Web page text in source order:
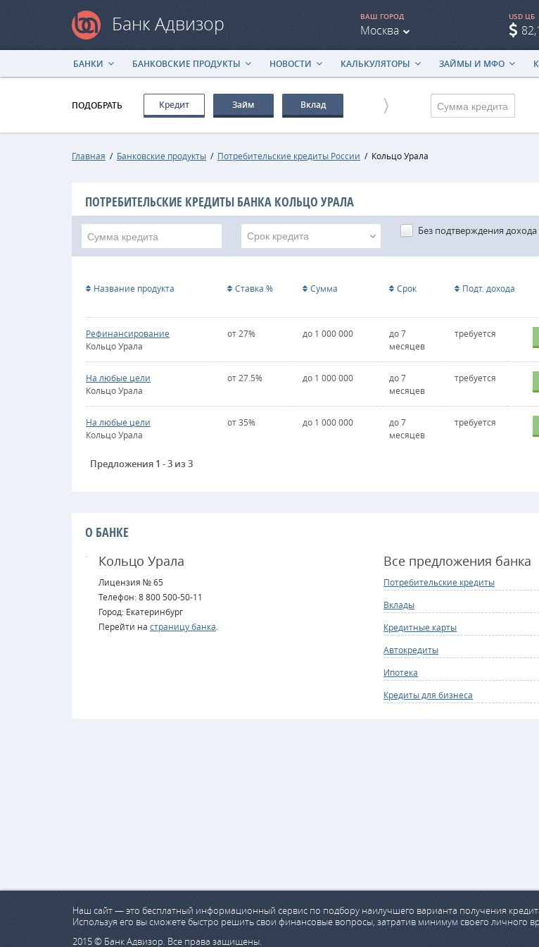
Банк Адвизор
БАНКИ БАНКОВСКИЕ ПРОДУКТЫ НОВОСТИ КАЛЬКУЛЯТОРЫ ЗАЙМЫ И МФО
ВАШ ГОРОД
Москва
USD ЦБ
ПОДОБРАТЬ Кредит Займ Вклад
Главная / Банковские продукты / Потребительские кредиты России / Кольцо Урала
ПОТРЕБИТЕЛЬСКИЕ КРЕДИТЫ БАНКА КОЛЬЦО УРАЛА
Срок кредита Без подтверждения дохода
Название продукта Ставка % Сумма Срок Подт. дохода
Рефинансирование
Кольцо Урала
от 27% до 1 000 000
до 7
месяцев
требуется
На любые цели
Кольцо Урала
от 27.5% до 1 000 000
до 7
месяцев
требуется
На любые цели
Кольцо Урала
от 35% до 1 000 000
до 7
месяцев
требуется
Предложения 1 - 3 из 3
О БАНКЕ
Кольцо Урала
Лицензия № 65
Телефон: 8 800 500-50-11
Город: Екатеринбург
Перейти на страницу банка
Все предложения банка
Потребительские кредиты
Вклады
Кредитные карты
Автокредиты
Ипотека
Кредиты для бизнеса
Наш сайт — это бесплатный информационный сервис по подбору наилучшего варианта получения
Используя его вы сможете быстро решить свои финансовые вопросы, затратив минимум своего личного
2015 © Банк Адвизор. Все права защищены.